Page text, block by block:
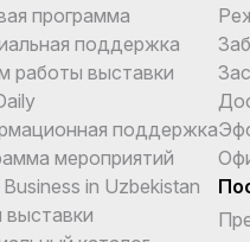
программа
поддержка
работы выставки
поддержка
мероприятий
in Uzbekistan
выставки